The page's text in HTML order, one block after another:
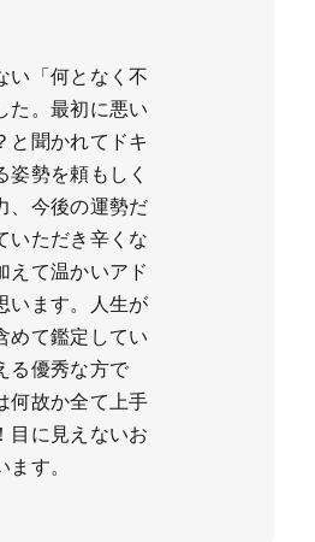
い「何となく不
た。最初に悪い
と聞かれてドキ
勢を頼もしく
、今後の運勢だ
いただき辛くな
えて温かいアド
います。人生が
めて鑑定してい
る優秀な方で
何故か全て上手
目に見えないお
す。